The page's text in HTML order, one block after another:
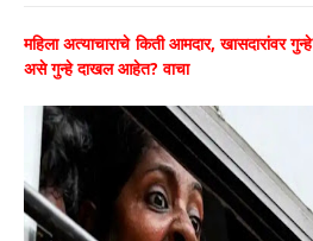
महिला अत्याचाराचे किती आमदार, खासदारांवर
असे गुन्हे दाखल आहेत? वाचा